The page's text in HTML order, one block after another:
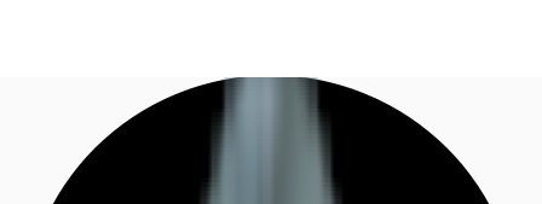
Investieren
Jetzt anrufen Kontaktieren Sie uns